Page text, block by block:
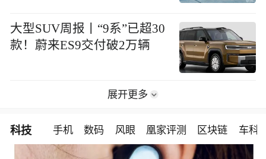
大型SUV周报丨“9系”已超30
款！蔚来ES9交付破2万辆
展开更多
科技 手机 数码 风眼 凰家评测 区块链 车科